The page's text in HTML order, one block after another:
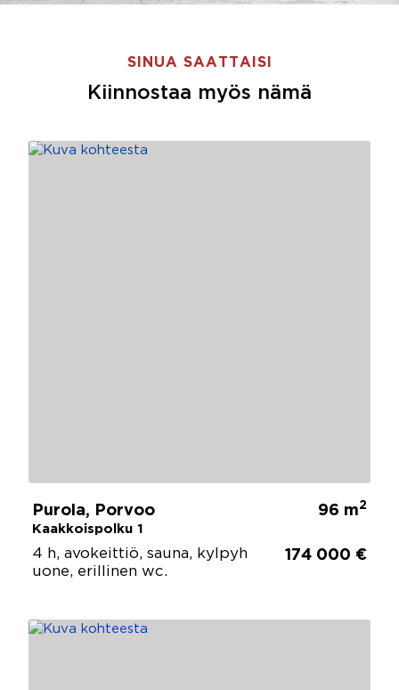
SINUA SAATTAISI
Kiinnostaa myös nämä
Purola, Porvoo
Kaakkoispolku 1
96 m2
4 h, avokeittiö, sauna, kylpyh
uone, erillinen wc.
174 000 €